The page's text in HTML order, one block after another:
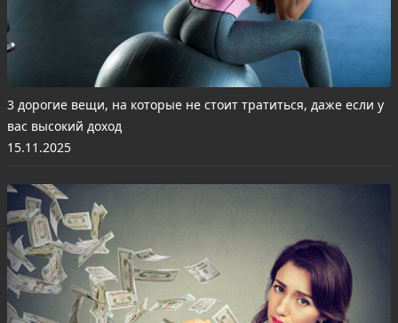
3 дорогие вещи, на которые не стоит тратиться, даже если у
вас высокий доход
15.11.2025